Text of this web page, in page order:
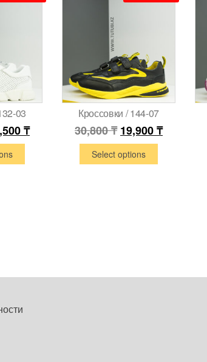
03
₸
Кроссовки / 144-07
30,800₸ 19,900₸
Select options